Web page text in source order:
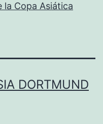
la Copa Asiática
DORTMUND